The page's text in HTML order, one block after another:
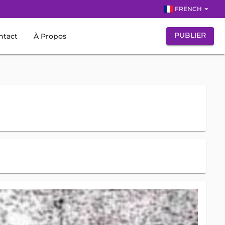
FRENCH arrow_drop_down
À Propos PUBLIER